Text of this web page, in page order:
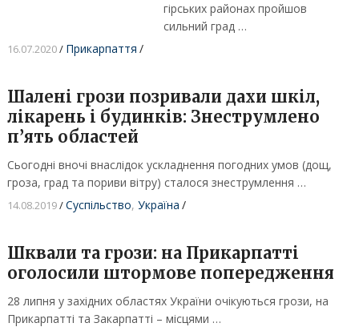
гірських районах пройшов
сильний град …
16.07.2020/ Прикарпаття /
Шалені грози позривали дахи шкіл,
лікарень і будинків: Знеструмлено
п’ять областей
Сьогодні вночі внаслідок ускладнення погодних умов (дощ,
гроза, град та пориви вітру) сталося знеструмлення …
14.08.2019/Суспільство, Україна /
Шквали та грози: на Прикарпатті
оголосили штормове попередження
28 липня у західних областях України очікуються грози, на
Прикарпатті та Закарпатті – місцями …